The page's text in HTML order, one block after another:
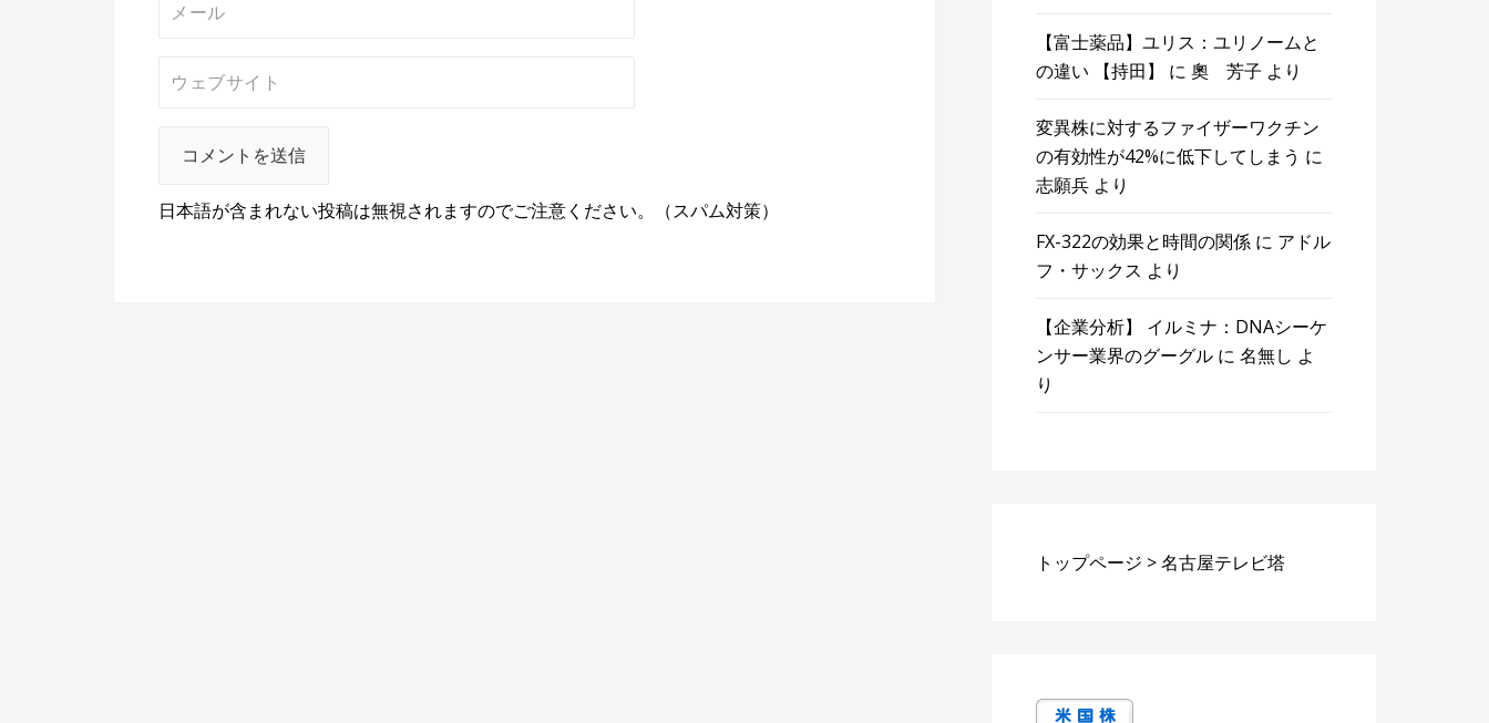
日本語が含まれない投稿は無視されますのでご注意ください。（スパム対策）
【富士薬品】ユリス：ユリノームと
の違い 【持田】
に奧 芳子 より
変異株に対するファイザーワクチン
の有効性が42%に低下してしまう に
志願兵 より
FX-322の効果と時間の関係 に アドル
フ・サックス より
【企業分析】 イルミナ：DNAシーケ
ンサー業界のグーグル に名無し よ
り
トップページ >名古屋テレビ塔